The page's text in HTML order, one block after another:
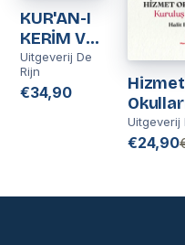
KUR'AN-I
KERİM VE
MEALİ | Ali
Tokul
Uitgeverij De
Rijn
€34,90
Hizmet
Uitgeverij
€24,90